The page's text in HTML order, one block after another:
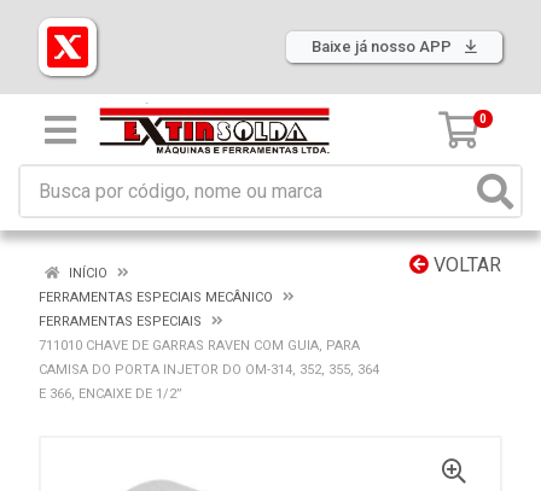
Baixe já nosso APP
0
VOLTAR
INÍCIO
FERRAMENTAS ESPECIAIS MECÂNICO
FERRAMENTAS ESPECIAIS
711010 CHAVE DE GARRAS RAVEN COM GUIA, PARA
CAMISA DO PORTA INJETOR DO OM-314, 352, 355, 364
E 366, ENCAIXE DE 1/2”